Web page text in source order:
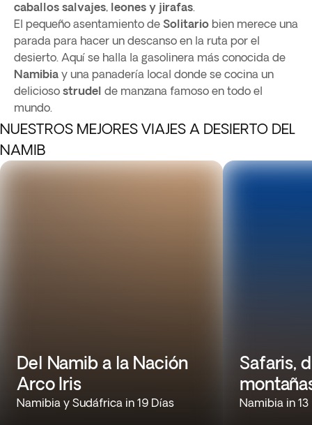
caballos salvajes, leones y jirafas.
El pequeño asentamiento de Solitario bien merece una
parada para hacer un descanso en la ruta por el
desierto. Aquí se halla la gasolinera más conocida de
Namibia y una panadería local donde se cocina un
delicioso strudel de manzana famoso en todo el
mundo.
NUESTROS MEJORES VIAJES A DESIERTO DEL
NAMIB
Del Namib a la Nación
Arco Iris
Namibia y Sudáfrica in 19 Días
Safaris,
Namibia in 13